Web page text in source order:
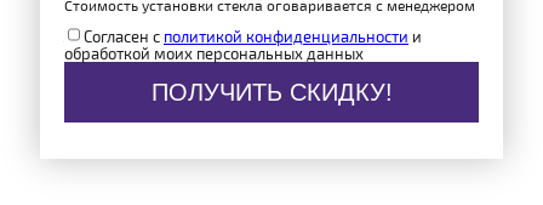
Стоимость установки стекла оговаривается с менеджером
Согласен с политикой конфиденциальности и
обработкой моих персональных данных
ПОЛУЧИТЬ СКИДКУ!